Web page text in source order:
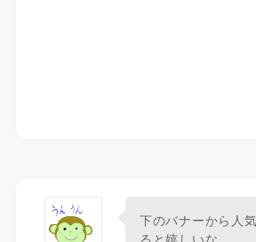
下のバナーから人
ると嬉しいな